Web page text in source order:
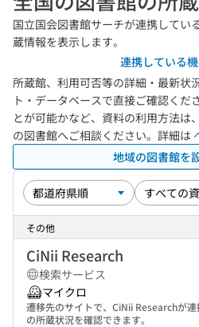
国立国会図書館サーチが連携してい
蔵情報を表示します。
連携している
所蔵館、利用可否等の詳細・最新状
ト・データベースで直接ご確認くだ
とが可能かなど、資料の利用方法は
の図書館へご相談ください。詳細は
地域の図書館を
その他
CiNii Research
検索サービス
マイクロ
遷移先のサイトで、CiNii Researchが
の所蔵状況を確認できます。